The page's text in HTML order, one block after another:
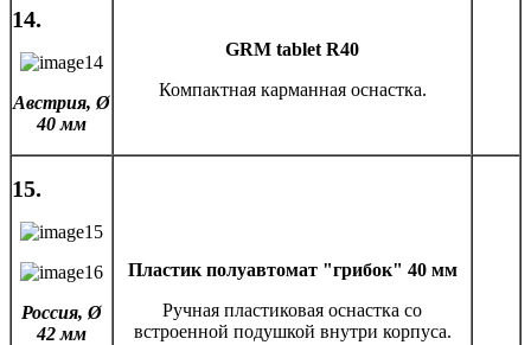
14.
Австрия, Ø
40 мм
GRM tablet R40
Компактная карманная оснастка.
15.
Россия, Ø
42 мм
Пластик полуавтомат "грибок" 40 мм
Ручная пластиковая оснастка со
встроенной подушкой внутри корпуса.